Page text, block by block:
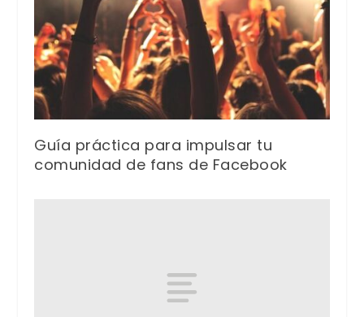
Guía práctica para impulsar tu
comunidad de fans de Facebook